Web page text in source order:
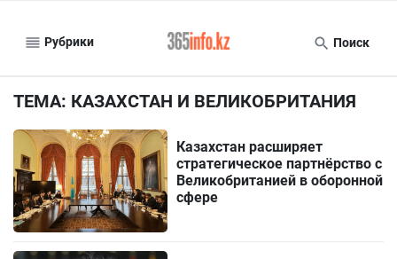
Рубрики Поиск
ТЕМА: КАЗАХСТАН И ВЕЛИКОБРИТАНИЯ
Казахстан расширяет
стратегическое партнёрство с
Великобританией в оборонной
сфере